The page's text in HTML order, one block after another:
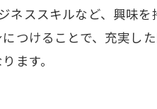
ネススキルなど、興味を
つけることで、充実し
ます。